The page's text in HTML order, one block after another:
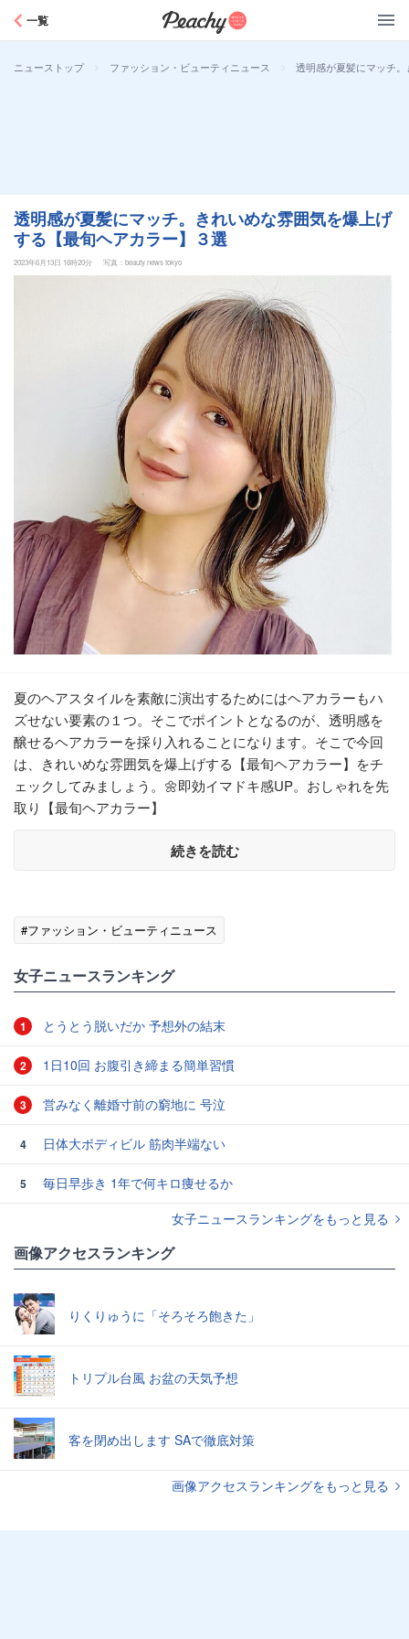
一覧
ニューストップ > ファッション・ビューティニュース > 透明感が夏髪にマッチ
透明感が夏髪にマッチ。きれいめな雰囲気を爆上げ
する【最旬ヘアカラー】３選
2023年6月13日 16時20分 写真：beauty news tokyo
夏のヘアスタイルを素敵に演出するためにはヘアカラーもハ
ズせない要素の１つ。そこでポイントとなるのが、透明感を
醸せるヘアカラーを採り入れることになります。そこで今回
は、きれいめな雰囲気を爆上げする【最旬ヘアカラー】をチ
ェックしてみましょう。🌼即効イマドキ感UP。おしゃれを先
取り【最旬ヘアカラー】
続きを読む
#ファッション・ビューティニュース
女子ニュースランキング
1 とうとう脱いだか 予想外の結末
2 1日10回 お腹引き締まる簡単習慣
3 営みなく離婚寸前の窮地に 号泣
4 日体大ボディビル 筋肉半端ない
5
毎日早歩き 1年で何キロ痩せるか
女子ニュースランキングをもっと見る
画像アクセスランキング
りくりゅうに「そろそろ飽きた」
トリプル台風 お盆の天気予想
客を閉め出します SAで徹底対策
画像アクセスランキングをもっと見る